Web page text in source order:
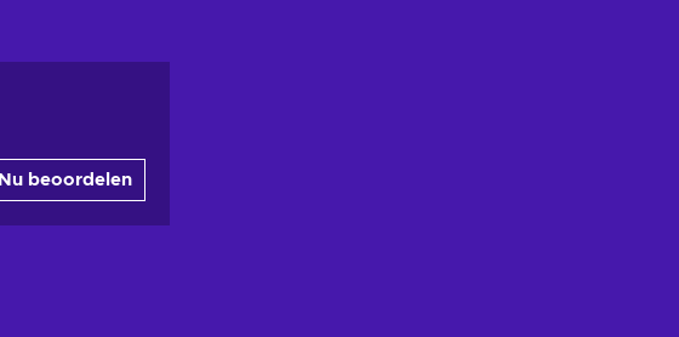
Nu beoordelen